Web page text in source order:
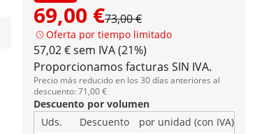
69,00 €73,00 €
Oferta por tiempo limitado
57,02 € sem IVA (21%)
Proporcionamos facturas SIN IVA.
Precio más reducido en los 30 días anteriores al
descuento: 71,00 €
Descuento por volumen
Uds.
Descuento
por unidad (con IVA)